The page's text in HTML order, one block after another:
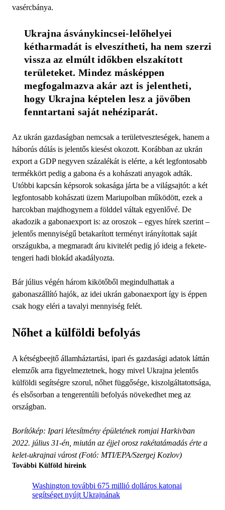
vasércbánya.
Ukrajna ásványkincsei-lelőhelyei
kétharmadát is elveszítheti, ha nem szerzi
vissza az elmúlt időkben elszakított
területeket. Mindez másképpen
megfogalmazva akár azt is jelentheti,
hogy Ukrajna képtelen lesz a jövőben
fenntartani saját nehéziparát.
Az ukrán gazdaságban nemcsak a területveszteségek, hanem a
háborús dúlás is jelentős kiesést okozott. Korábban az ukrán
export a GDP negyven százalékát is elérte, a két legfontosabb
termékkört pedig a gabona és a kohászati anyagok adták.
Utóbbi kapcsán képsorok sokasága járta be a világsajtót: a két
legfontosabb kohászati üzem Mariupolban működött, ezek a
harcokban majdhogynem a földdel váltak egyenlővé. De
akadozik a gabonaexport is: az oroszok – egyes hírek szerint –
jelentős mennyiségű betakarított terményt irányítottak saját
országukba, a megmaradt áru kivitelét pedig jó ideig a fekete-
tengeri hadi blokád akadályozta.
Bár július végén három kikötőből megindulhattak a
gabonaszállító hajók, az idei ukrán gabonaexport így is éppen
csak hogy eléri a tavalyi mennyiség felét.
Nőhet a külföldi befolyás
A kétségbeejtő államháztartási, ipari és gazdasági adatok láttán
elemzők arra figyelmeztetnek, hogy mivel Ukrajna jelentős
külföldi segítségre szorul, nőhet függősége, kiszolgáltatottsága,
és elsősorban a tengerentúli befolyás növekedhet meg az
országban.
Borítókép: Ipari létesítmény épületének romjai Harkivban
2022. július 31-én, miután az éjjel orosz rakétatámadás érte a
kelet-ukrajnai várost (Fotó: MTI/EPA/Szergej Kozlov)
További Külföld híreink
Washington további 675 millió dolláros katonai
segítséget nyújt Ukrajnának